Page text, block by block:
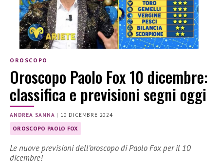
OROSCOPO
Oroscopo Paolo Fox 10 dicembre:
classifica e previsioni segni oggi
ANDREA SANNA | 10 DICEMBRE 2024
OROSCOPO PAOLO FOX
Le nuove previsioni dell’oroscopo di Paolo Fox per il 10
dicembre!